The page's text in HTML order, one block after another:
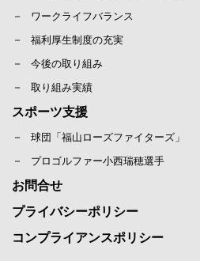
ワークライフバランス
福利厚生制度の充実
今後の取り組み
取り組み実績
スポーツ支援
球団「福山ローズファイターズ」
プロゴルファー小西瑞穂選手
お問合せ
プライバシーポリシー
コンプライアンスポリシー